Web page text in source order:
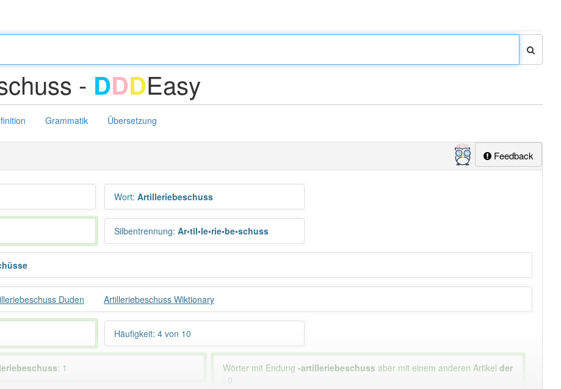
- DDDEasy
Grammatik Übersetzung
Feedback
Wort: Artilleriebeschuss
Silbentrennung: Ar•til•le•rie•be•schuss
Duden Artilleriebeschuss Wiktionary
Häufigkeit: 4 von 10
: 1 Wörter mit Endung-artilleriebeschuss aber mit einem anderen Artikelder
: 0